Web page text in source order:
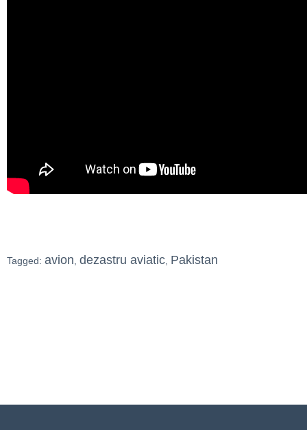
Tagged: avion dezastru aviatic Pakistan